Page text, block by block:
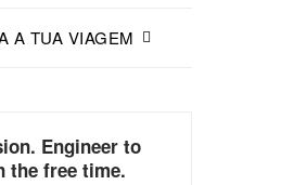
A TUA VIAGEM
Engineer to
the free time.